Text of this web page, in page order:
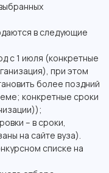
в следующие
с 1 июля (конкретные
при этом
более поздний
конкретные сроки
– в сроки,
на сайте вуза).
списке на